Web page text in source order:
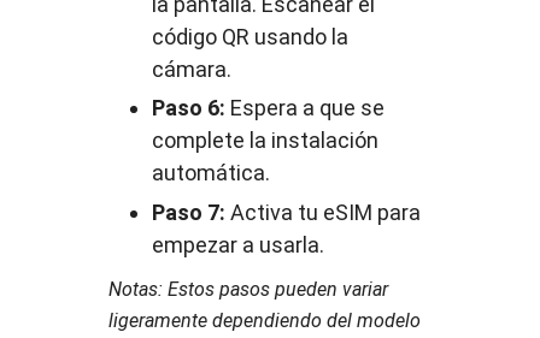
código QR usando la
cámara.
Paso 6: Espera a que se
complete la instalación
automática.
Paso 7: Activa tu eSIM para
empezar a usarla.
Notas: Estos pasos pueden variar
ligeramente dependiendo del modelo